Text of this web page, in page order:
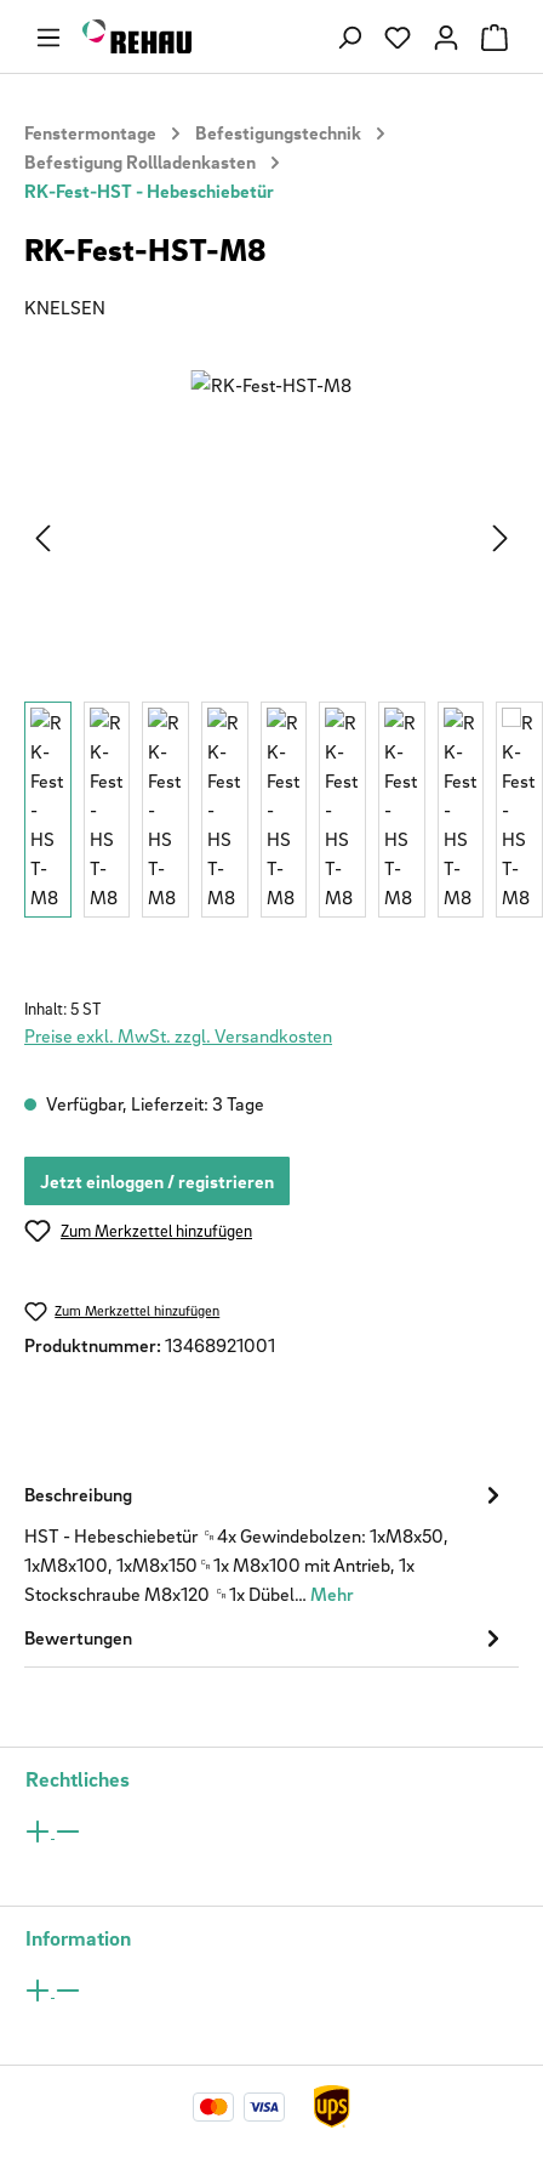
Zum Hauptinhalt springen Du hast 0
Fenstermontage
Befestigungstechnik
Befestigung Rollladenkasten
RK-Fest-HST - Hebeschiebetür
RK-Fest-HST-M8
KNELSEN
Bildergalerie überspringen
Inhalt:5 ST
Preise exkl. MwSt. zzgl. Versandkosten
Verfügbar, Lieferzeit: 3 Tage
Jetzt einloggen / registrieren
Zum Merkzettel hinzufügen
Zum Merkzettel hinzufügen
Produktnummer: 13468921001
Beschreibung
HST - Hebeschiebetür ␍4x Gewindebolzen: 1xM8x50,
1xM8x100, 1xM8x150␍1x M8x100 mit Antrieb, 1x
Stockschraube M8x120 ␍1x Dübel… Mehr
Bewertungen
Rechtliches
Information